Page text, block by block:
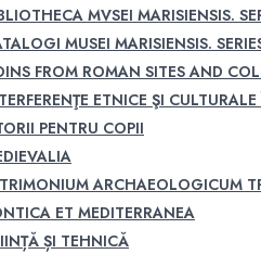
MVSEI MARISIENSIS.
MUSEI MARISIENSIS.
FROM ROMAN SITES AND
ETNICE ŞI
PENTRU COPII
ARCHAEOLOGICUM
ET MEDITERRANEA
ȘI TEHNICĂ